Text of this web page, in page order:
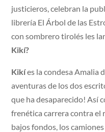
justicieros, celebran la
librería El Árbol de las
con sombrero tirolés les
Kikí?
Kikíes la condesa Amalia
aventuras de los dos
que ha desaparecido! Así
frenética carrera contra el
bajos fondos, los